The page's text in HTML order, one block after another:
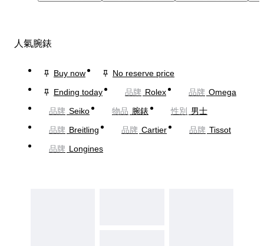
人氣腕錶
Buy now
No reserve price
Ending today
品牌 Rolex 品牌 Omega
品牌 Seiko 物品 腕錶 性別
男士
品牌 Breitling 品牌 Cartier 品牌 Tissot
品牌 Longines